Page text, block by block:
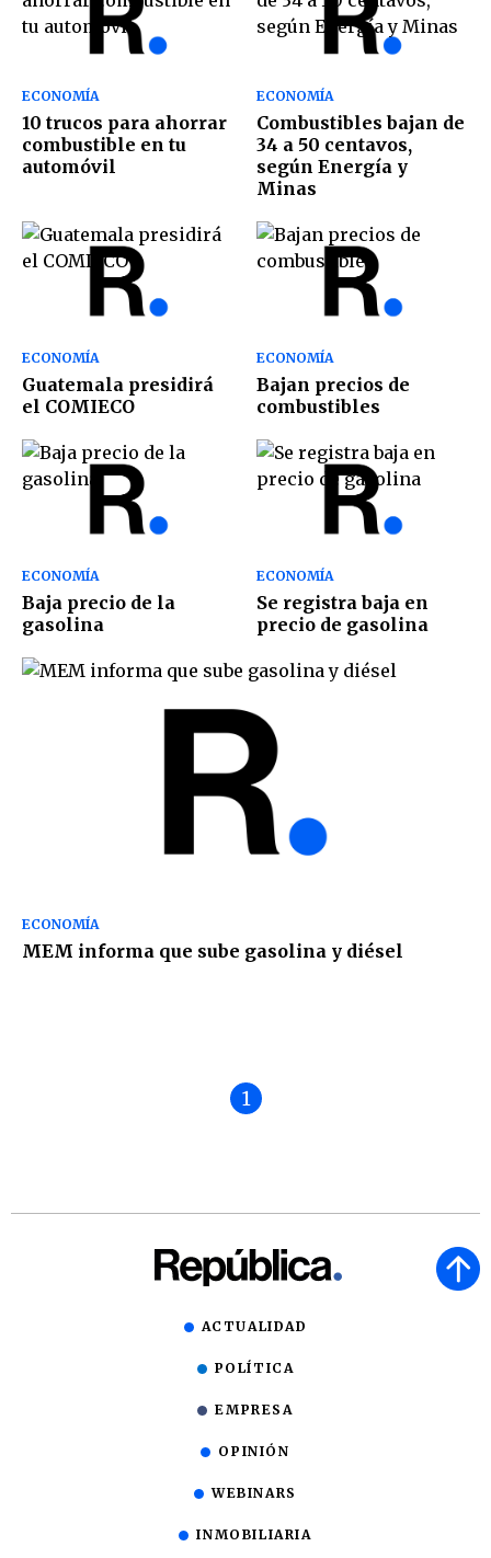
ECONOMÍA
10 trucos para ahorrar
combustible en tu
automóvil
ECONOMÍA
Combustibles bajan de
34 a 50 centavos,
según Energía y
Minas
ECONOMÍA
Guatemala presidirá
el COMIECO
ECONOMÍA
Bajan precios de
combustibles
ECONOMÍA
Baja precio de la
gasolina
ECONOMÍA
Se registra baja en
precio de gasolina
ECONOMÍA
MEM informa que sube gasolina y diésel
1
ACTUALIDAD
POLÍTICA
EMPRESA
OPINIÓN
WEBINARS
INMOBILIARIA